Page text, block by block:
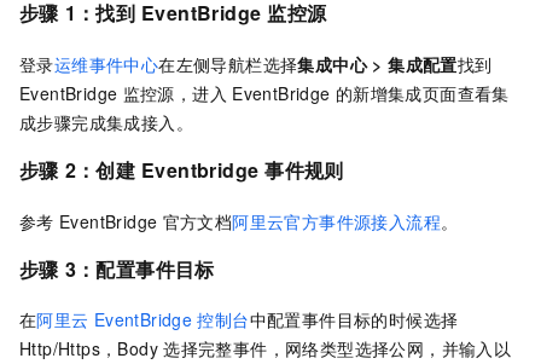
步骤 1：找到 EventBridge 监控源
登录运维事件中心在左侧导航栏选择集成中心 >集成配置找到
EventBridge 监控源，进入 EventBridge 的新增集成页面查看集
成步骤完成集成接入。
步骤 2：创建 Eventbridge 事件规则
参考 EventBridge 官方文档阿里云官方事件源接入流程。
步骤 3：配置事件目标
在阿里云 EventBridge 控制台中配置事件目标的时候选择
Http/Https，Body 选择完整事件，网络类型选择公网，并输入以